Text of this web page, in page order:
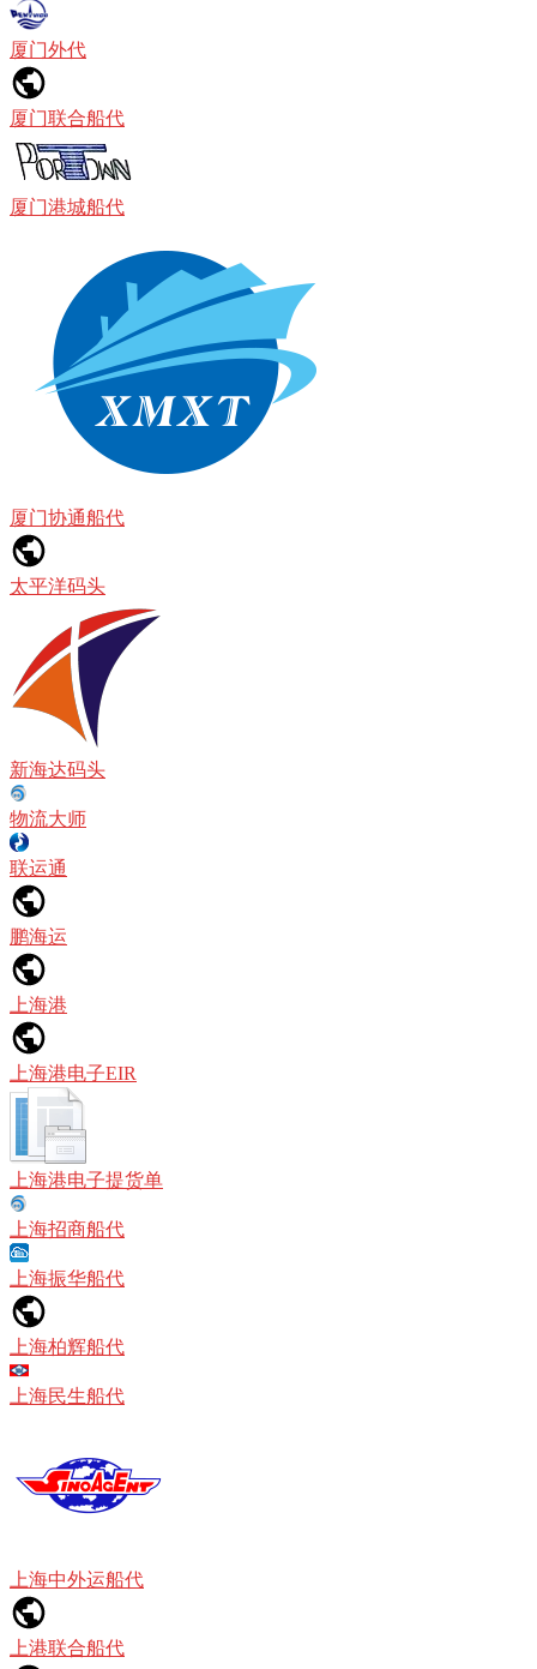
厦门外代
厦门联合船代
厦门港城船代
厦门协通船代
太平洋码头
新海达码头
物流大师
联运通
鹏海运
上海港
上海港电子EIR
上海港电子提货单
上海招商船代
上海振华船代
上海柏辉船代
上海民生船代
上海中外运船代
上港联合船代